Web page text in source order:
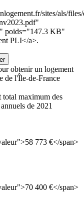
sites/als/
poids="147.3 KB"
PLI</a>.
obtenir un logement
de l'Île-de-France
total maximum des
de 2021
773 €</span>
400 €</span>